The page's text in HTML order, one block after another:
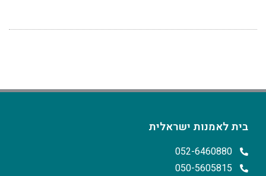
בית לאמנות ישראלית
052-6460880
050-5605815